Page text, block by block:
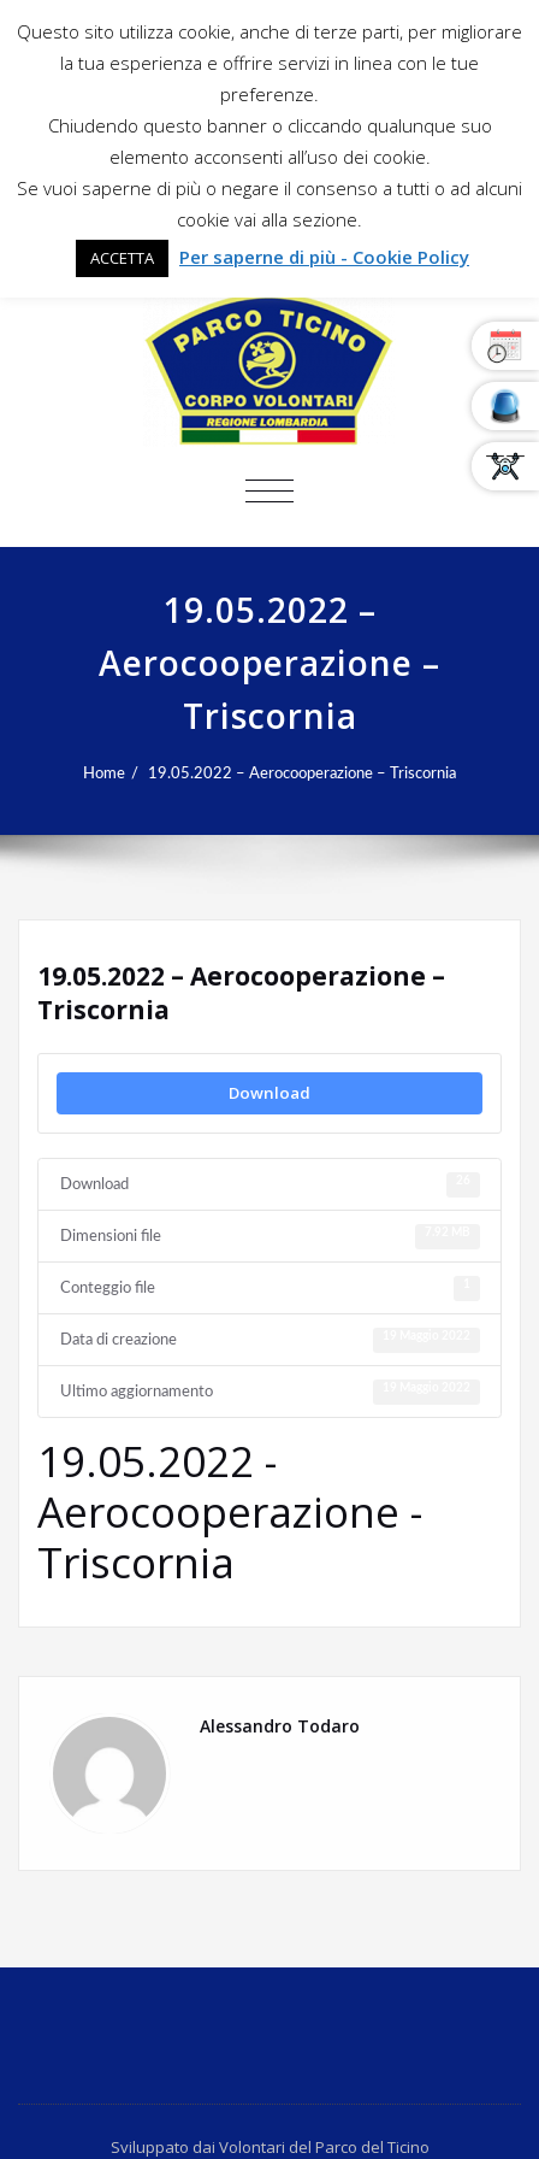
COMMUTA NAVIGAZIONE
19.05.2022 –
Aerocooperazione –
Triscornia
Home 19.05.2022 – Aerocooperazione – Triscornia
19.05.2022 – Aerocooperazione –
Triscornia
Download
Download
Dimensioni file
Conteggio file
Data di creazione
Ultimo aggiornamento
19.05.2022 -
Aerocooperazione -
Triscornia
Alessandro Todaro
Sviluppato dai Volontari del Parco del Ticino
Questo sito utilizza cookie, anche di terze parti, per migliorare
la tua esperienza e offrire servizi in linea con le tue
preferenze.
Chiudendo questo banner o cliccando qualunque suo
elemento acconsenti all’uso dei cookie.
Se vuoi saperne di più o negare il consenso a tutti o ad alcuni
cookie vai alla sezione.
ACCETTA Per saperne di più - Cookie Policy